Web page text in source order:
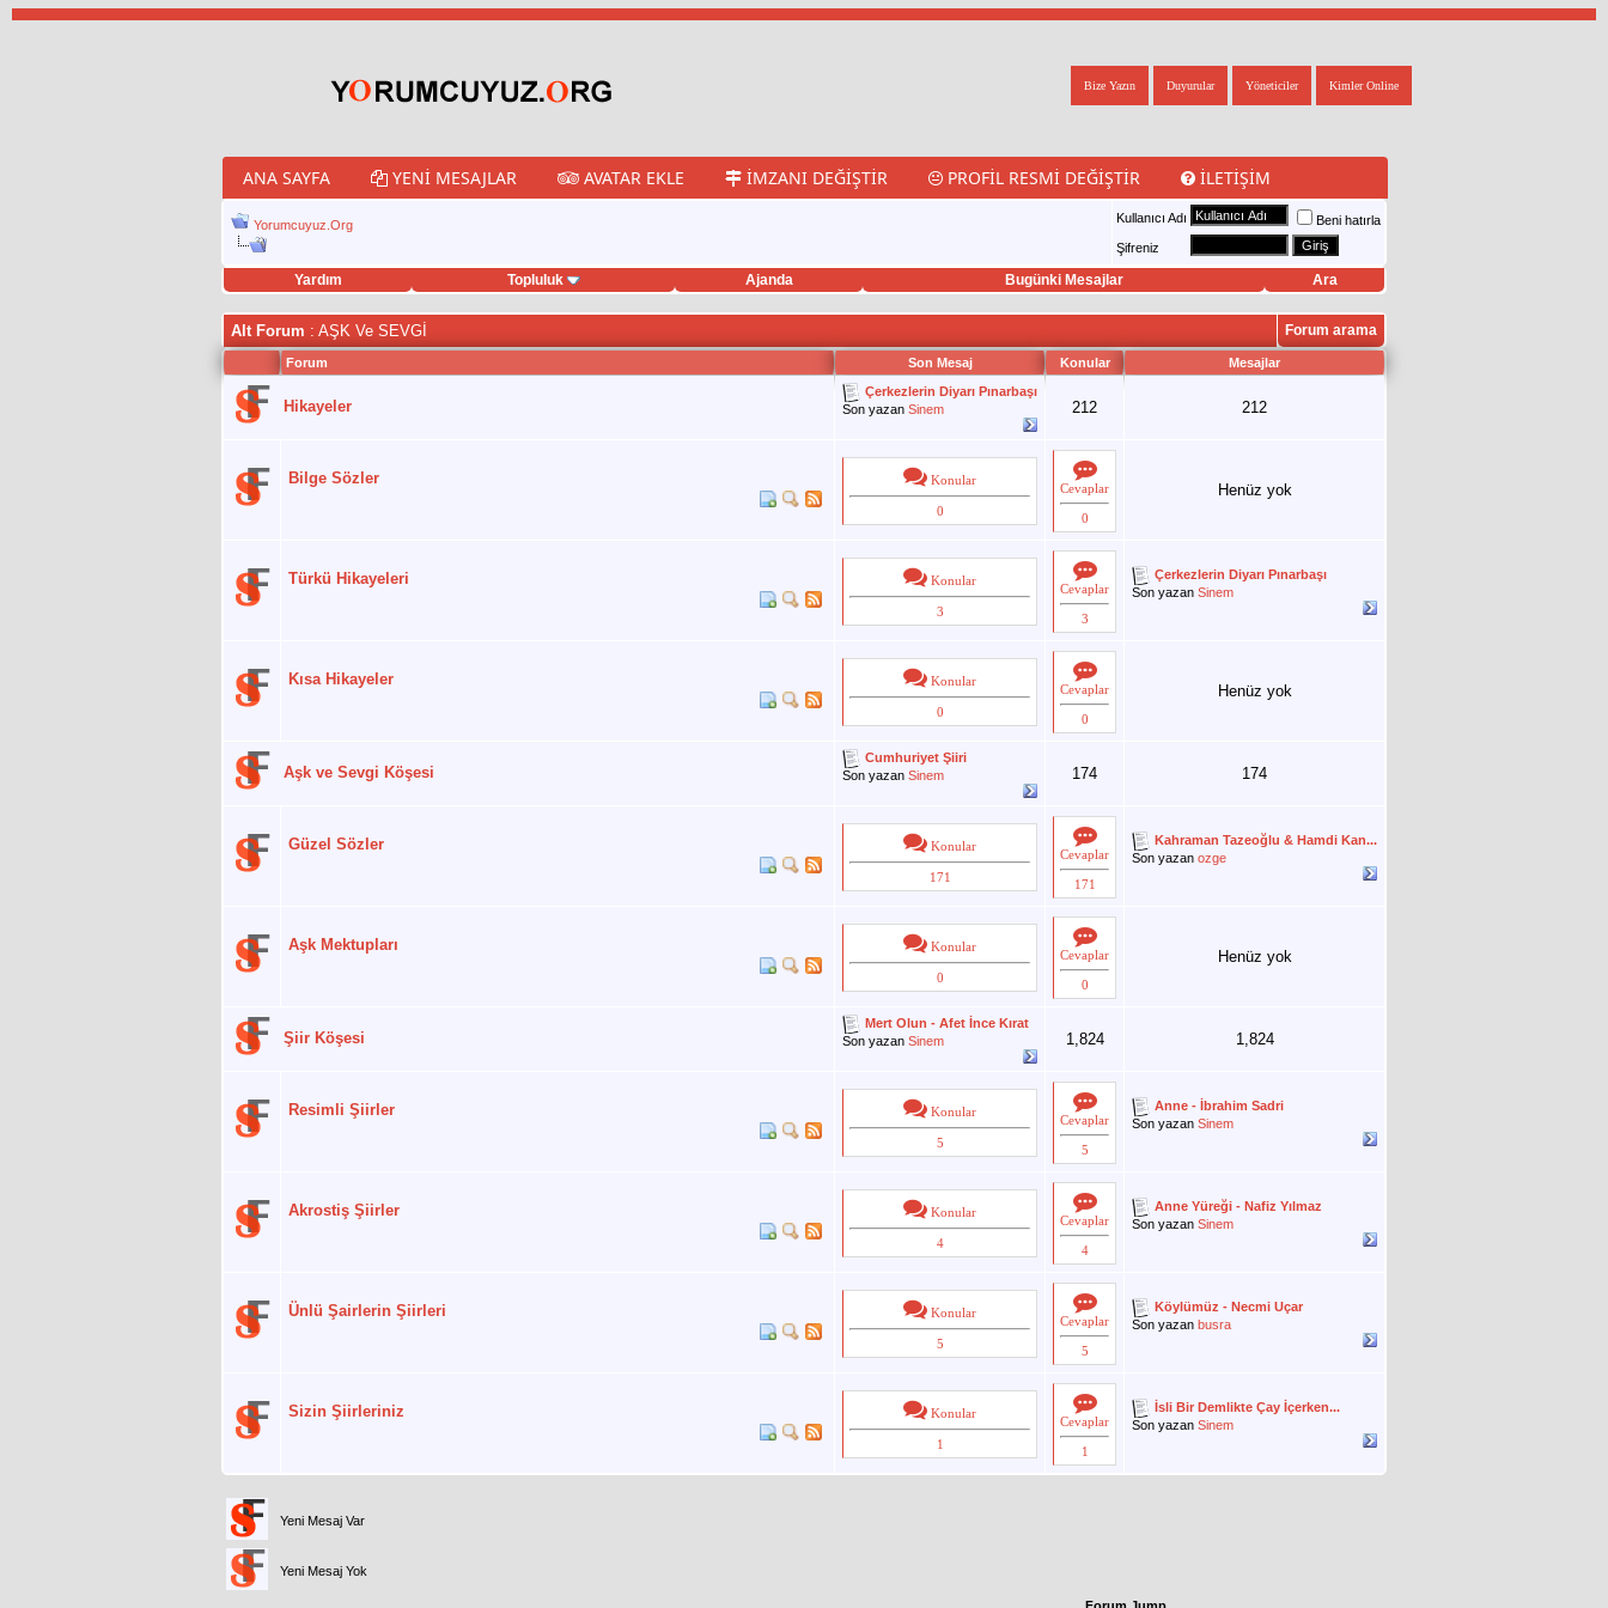
Kimler Online
Yöneticiler
Duyurular
Bize Yazın
ANA SAYFA YENI MESAJLAR AVATAR EKLE İMZANI DEĞIŞTIR PROFIL RESMI DEĞIŞTIR İLETIŞIM
Yorumcuyuz.Org Kullanıcı Adı
Beni hatırla
Şifreniz
Yardım Topluluk Ajanda Bugünki Mesajlar Ara
twitter retweet hilesi
Alt Forum : AŞK Ve SEVGİ Forum arama
Forum Son Mesaj Konular Mesajlar
Hikayeler
Çerkezlerin Diyarı Pınarbaşı
Son yazan Sinem 212 212
Bilge Sözler Konular
0
Cevaplar
0
Henüz yok
Türkü Hikayeleri Konular
3
Cevaplar
3
Çerkezlerin Diyarı Pınarbaşı
Son yazan Sinem
Kısa Hikayeler Konular
0
Cevaplar
0
Henüz yok
Aşk ve Sevgi Köşesi
Cumhuriyet Şiiri
Son yazan Sinem 174 174
Güzel Sözler Konular
171
Cevaplar
171
Kahraman Tazeoğlu & Hamdi Kan...
Son yazan ozge
Aşk Mektupları Konular
0
Cevaplar
0
Henüz yok
Şiir Köşesi
Mert Olun - Afet İnce Kırat
Son yazan Sinem 1,824 1,824
Resimli Şiirler Konular
5
Cevaplar
5
Anne - İbrahim Sadri
Son yazan Sinem
Akrostiş Şiirler Konular
4
Cevaplar
4
Anne Yüreği - Nafiz Yılmaz
Son yazan Sinem
Ünlü Şairlerin Şiirleri Konular
5
Cevaplar
5
Köylümüz - Necmi Uçar
Son yazan busra
Sizin Şiirleriniz Konular
1
Cevaplar
1
İsli Bir Demlikte Çay İçerken...
Son yazan Sinem
Yeni Mesaj Var
Yeni Mesaj Yok